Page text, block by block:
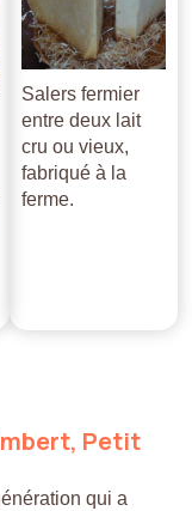
Salers fermier
entre deux lait
cru ou vieux,
fabriqué à la
ferme.
Petit
qui a